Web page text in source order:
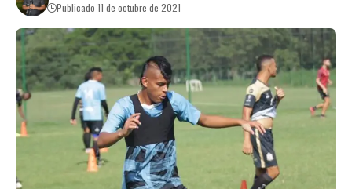
Publicado 11 de octubre de 2021